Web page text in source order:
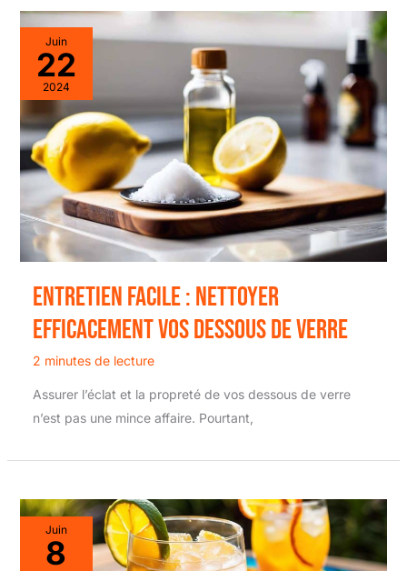
Juin
22
2024
Entretien facile : nettoyer
efficacement vos dessous de verre
2 minutes de lecture
Assurer l’éclat et la propreté de vos dessous de verre
n’est pas une mince affaire. Pourtant,
Juin
8